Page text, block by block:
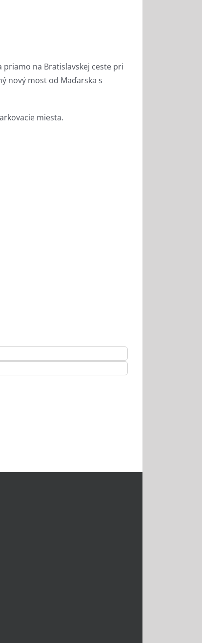
na Bratislavskej ceste pri
nový most od Maďarska s
miesta.